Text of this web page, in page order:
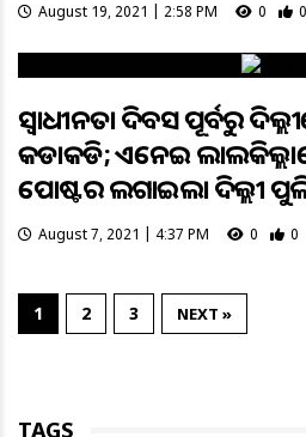
August 19, 2021 | 2:58 PM 0 0
ସ୍ୱାଧୀନତା ଦିବସ ପୂର୍ବରୁ
କଡାକଡି; ଏନେଇ
ପୋଷ୍ଟର ଲଗାଇଲା ଦିଲ୍ଲୀ
August 7, 2021 | 4:37 PM 0 0
1 2 3 NEXT »
TAGS